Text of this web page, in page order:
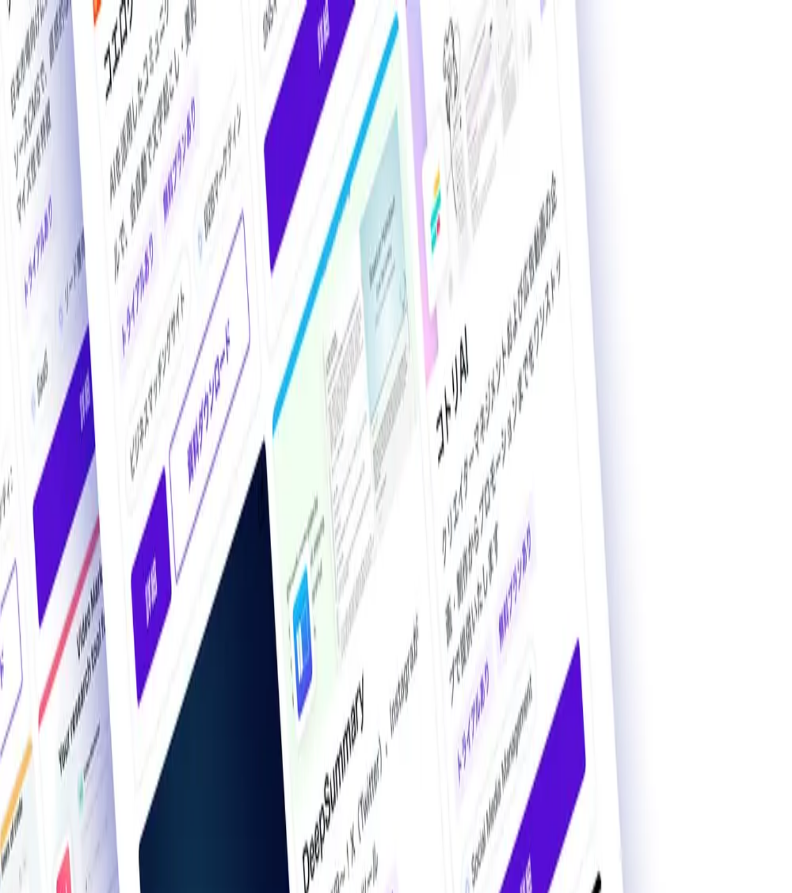
O!Product（オープロダクト）は、日本最大級の法人向けITツール・DXサービス比較メディア。掲載サービス数2,000件超・掲載導入事例数2,200件突破。
掲載希望の方